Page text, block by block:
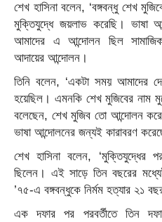
শেখ হাসিনা বলেন, ‘বঙ্গবন্ধু শেখ
মুক্তিযুদ্ধে জয়লাভ করেছি। ভাষা
আমাদের এ আন্দোলন ছিল
আদায়ের আন্দোলন।
তিনি বলেন, ‘একটা সময় আমাদের
হয়েছিল। এমনকি শেখ মুজিবের নাম
বলেছেন, শেখ মুজিব তো আন্দোলন
ভাষা আন্দোলনের জন্যই কারাবরণ
শেখ হাসিনা বলেন, ‘মুক্তিযুদ্ধের
ছিলেন। এই সাড়ে তিন বছরের
’৭৫-এ বঙ্গবন্ধুকে নির্মম হত্যার ২১
এক দফার পর পরবর্তীতে তিন